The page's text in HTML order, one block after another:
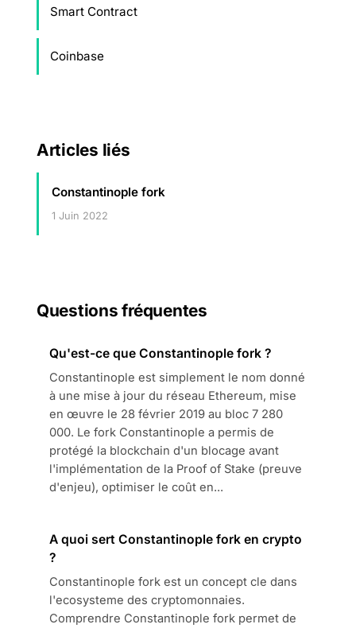
Smart Contract
Coinbase
Articles liés
Constantinople fork
1 Juin 2022
Questions fréquentes
Qu'est-ce que Constantinople fork ?
Constantinople est simplement le nom donné
à une mise à jour du réseau Ethereum, mise
en œuvre le 28 février 2019 au bloc 7 280
000. Le fork Constantinople a permis de
protégé la blockchain d'un blocage avant
l'implémentation de la Proof of Stake (preuve
d'enjeu), optimiser le coût en...
A quoi sert Constantinople fork en crypto
?
Constantinople fork est un concept cle dans
l'ecosysteme des cryptomonnaies.
Comprendre Constantinople fork permet de